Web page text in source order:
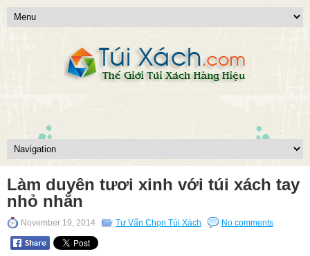
Làm duyên tươi xinh với túi xách tay
nhỏ nhắn
November 19, 2014 Tư Vấn Chọn Túi Xách No comments